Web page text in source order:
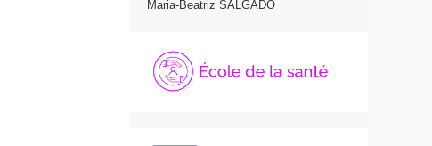
Maria-Beatriz SALGADO